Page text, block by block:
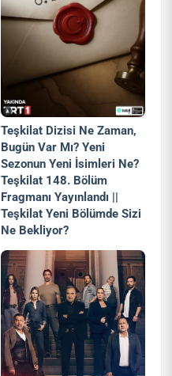
Teşkilat Dizisi Ne Zaman,
Bugün Var Mı? Yeni
Sezonun Yeni İsimleri Ne?
Teşkilat 148. Bölüm
Fragmanı Yayınlandı ||
Teşkilat Yeni Bölümde Sizi
Ne Bekliyor?